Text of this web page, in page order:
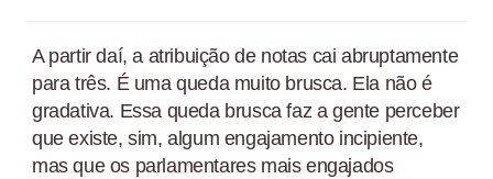
A partir daí, a atribuição de notas cai abruptamente
para três. É uma queda muito brusca. Ela não é
gradativa. Essa queda brusca faz a gente perceber
que existe, sim, algum engajamento incipiente,
mas que os parlamentares mais engajados